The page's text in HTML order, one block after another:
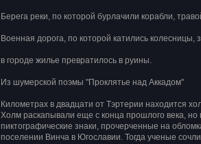
Берега реки, по которой бурлачили корабли,
Военная дорога, по которой катились колесницы,
в городе жилье превратилось в руины.
Из шумерской поэмы "Проклятье над Аккадом"
Километрах в двадцати от Тэртерии находится
Холм раскапывали еще с конца прошлого века, но
пиктографические знаки, прочерченные на
поселении Винча в Югославии. Тогда ученые